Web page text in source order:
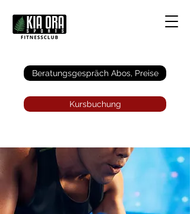
Beratungsgespräch Abos, Preise
Kursbuchung